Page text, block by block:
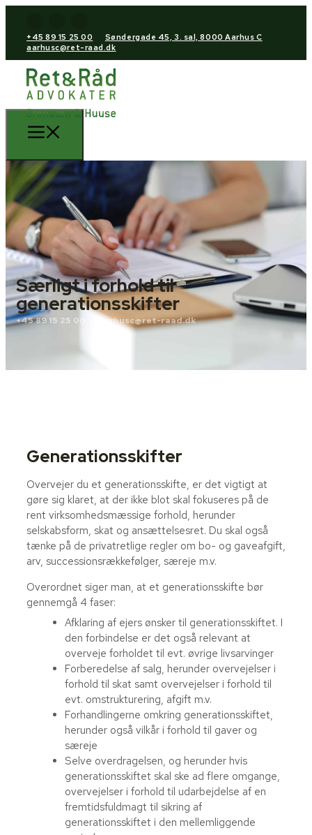
+45 89 15 25 00
Søndergade 45, 3. sal, 8000 Aarhus C
aarhusc@ret-raad.dk
Særligt i forhold til
generationsskifter
+45 89 15 25 00 aarhusc@ret-raad.dk
Generationsskifter
Overvejer du et generationsskifte, er det vigtigt at
gøre sig klaret, at der ikke blot skal fokuseres på de
rent virksomhedsmæssige forhold, herunder
selskabsform, skat og ansættelsesret. Du skal også
tænke på de privatretlige regler om bo- og gaveafgift,
arv, successionsrækkefølger, særeje m.v.
Overordnet siger man, at et generationsskifte bør
gennemgå 4 faser:
Afklaring af ejers ønsker til generationsskiftet. I
den forbindelse er det også relevant at
overveje forholdet til evt. øvrige livsarvinger
Forberedelse af salg, herunder overvejelser i
forhold til skat samt overvejelser i forhold til
evt. omstrukturering, afgift m.v.
Forhandlingerne omkring generationsskiftet,
herunder også vilkår i forhold til gaver og
særeje
Selve overdragelsen, og herunder hvis
generationsskiftet skal ske ad flere omgange,
overvejelser i forhold til udarbejdelse af en
fremtidsfuldmagt til sikring af
generationsskiftet i den mellemliggende